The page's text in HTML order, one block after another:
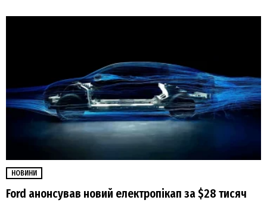
НОВИНИ
Ford анонсував новий електропікап за $28 тисяч